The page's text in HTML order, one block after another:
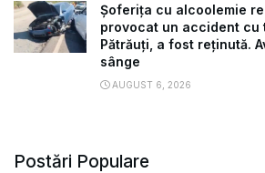
Șoferița cu alcoolemie
provocat un accident cu
Pătrăuți, a fost reținută.
sânge
AUGUST 6, 2026
Postări Populare